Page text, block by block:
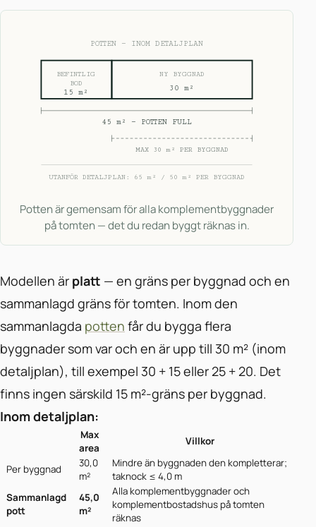
POTTEN — INOM DETALJPLAN
BEFINTLIG
BOD
15 m²
NY BYGGNAD
30 m²
45 m² — POTTEN FULL
MAX 30 m² PER BYGGNAD
UTANFÖR DETALJPLAN: 65 m² / 50 m² PER BYGGNAD
Potten är gemensam för alla komplementbyggnader
på tomten — det du redan byggt räknas in.
Modellen är platt — en gräns per byggnad och en
sammanlagd gräns för tomten. Inom den
sammanlagda potten får du bygga flera
byggnader som var och en är upp till 30 m² (inom
detaljplan), till exempel 30 + 15 eller 25 + 20. Det
finns ingen särskild 15 m²-gräns per byggnad.
Inom detaljplan:
Max
area
Villkor
Per byggnad
30,0
m²
Mindre än byggnaden den kompletterar;
taknock ≤ 4,0 m
Sammanlagd
pott
45,0
m²
Alla komplementbyggnader och
komplementbostadshus på tomten
räknas